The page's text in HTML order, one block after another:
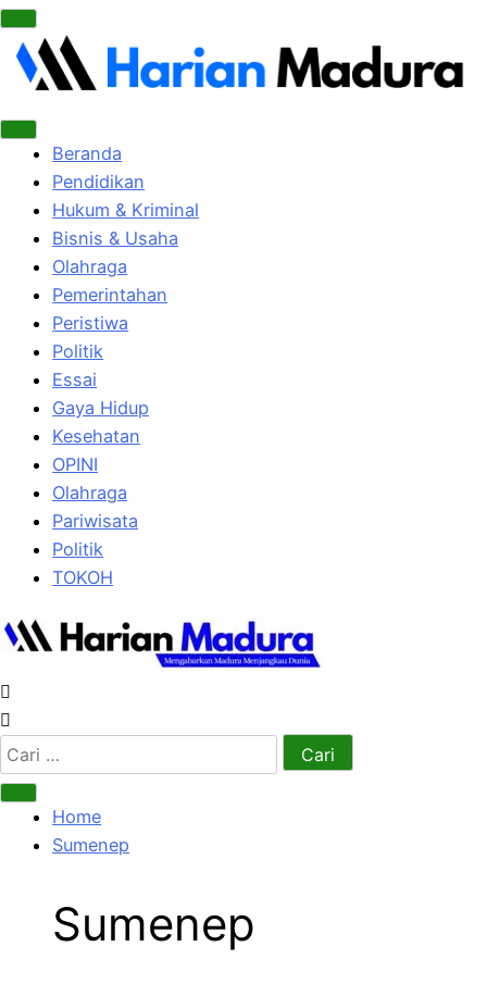
Beranda
Pendidikan
Hukum & Kriminal
Bisnis & Usaha
Olahraga
Pemerintahan
Peristiwa
Politik
Essai
Gaya Hidup
Kesehatan
OPINI
Olahraga
Pariwisata
Politik
TOKOH
Cari
untuk:
Home
Sumenep
Sumenep